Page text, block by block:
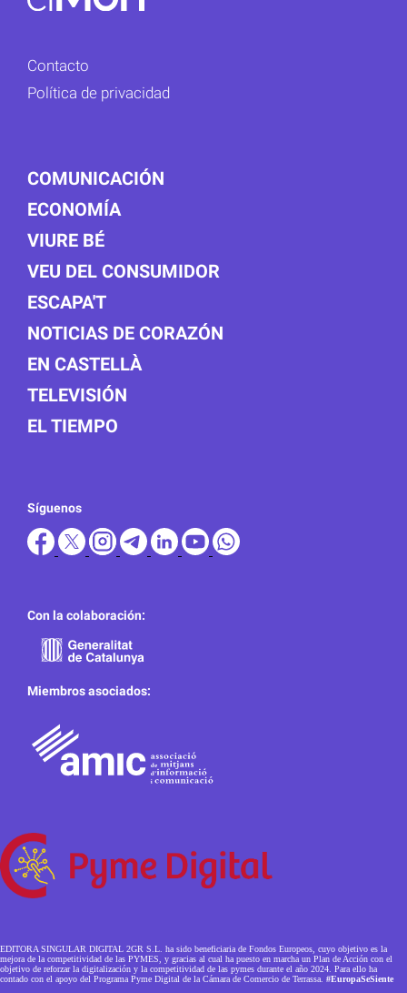
Contacto
Política de privacidad
COMUNICACIÓN
ECONOMÍA
VIURE BÉ
VEU DEL CONSUMIDOR
ESCAPA'T
NOTICIAS DE CORAZÓN
EN CASTELLÀ
TELEVISIÓN
EL TIEMPO
Síguenos
Con la colaboración:
Miembros asociados:
EDITORA SINGULAR DIGITAL 2GR S.L. ha sido beneficiaria de Fondos Europeos, cuyo objetivo es la
mejora de la competitividad de las PYMES, y gracias al cual ha puesto en marcha un Plan de Acción con el
objetivo de reforzar la digitalización y la competitividad de las pymes durante el año 2024. Para ello ha
contado con el apoyo del Programa Pyme Digital de la Cámara de Comercio de Terrassa. #EuropaSeSiente